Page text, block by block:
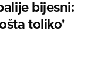
bijesni:
toliko'